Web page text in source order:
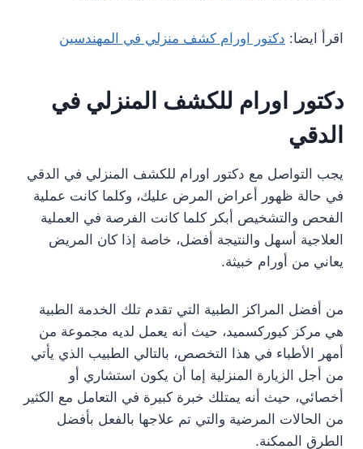
اقرأ ايضا: دكتور اورام كشف منزلي في المهندسين
دكتور اورام للكشف المنزلي في
الدقي
يجب التواصل مع دكتور اورام للكشف المنزلي في الدقي
في حالة ظهور أعراض المرض عليك، وكلما كانت عملية
الفحص والتشخيص أبكر كلما كانت الفرصة في العملية
العلاجية أسهل والنتيجة أفضل، خاصة إذا كان المريض
يعاني من أورام خبيثة.
من أفضل المراكز الطبية التي تقدم تلك الخدمة الطبية
هي مركز كيوركسميد، حيث أنه يعمل لديه مجموعة من
أمهر الأطباء في هذا التخصص، بالتالي الطبيب الذي يأتي
من أجل الزيارة المنزلية إما أن يكون استشاري أو
أخصائي، حيث أنه يمتلك خبرة كبيرة في التعامل مع الكثير
من الحالات المرضية والتي تم علاجها بالفعل بأفضل
الطرق الممكنة.